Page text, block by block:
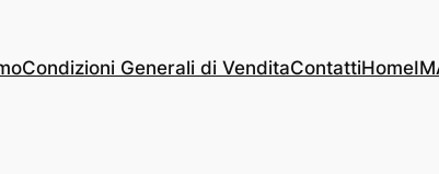
Condizioni Generali di VenditaContattiHome